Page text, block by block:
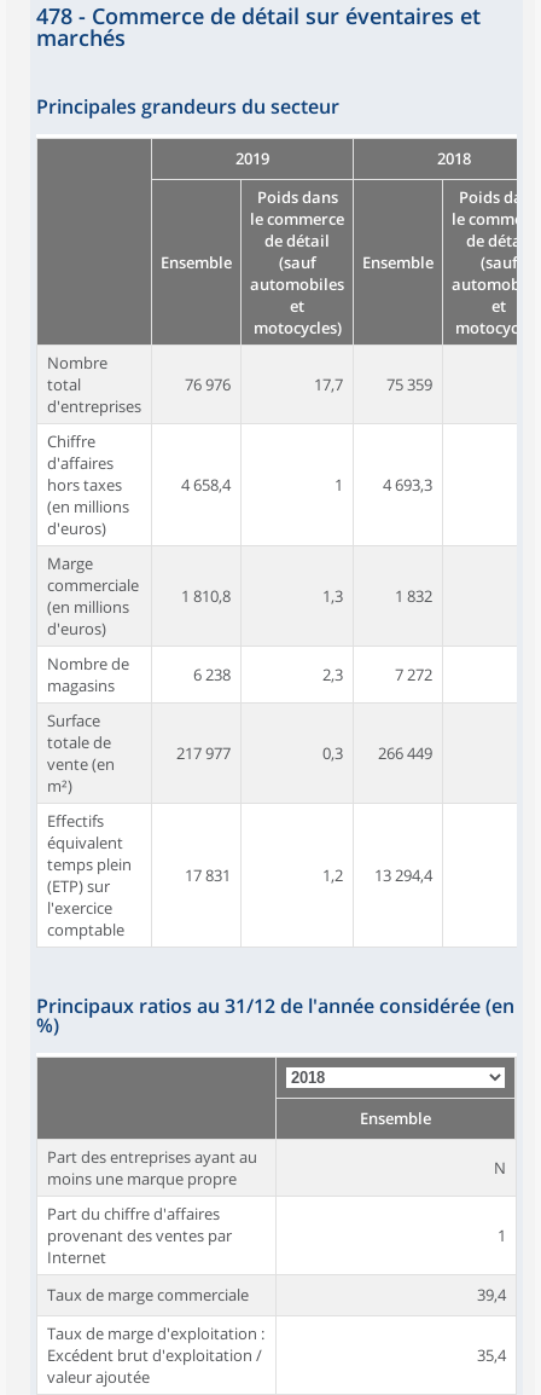
478 - Commerce de détail sur éventaires et
marchés
Principales grandeurs du secteur
2019 2018
Ensemble
Poids dans
le commerce
de détail
(sauf
automobiles
et
motocycles)
Ensemble
Poids dans
le
de détail
(sauf
et
Nombre
total
d'entreprises
76 976 17,7 75 359
Chiffre
d'affaires
hors taxes
(en millions
d'euros)
4 658,4 1 4 693,3
Marge
commerciale
(en millions
d'euros)
1 810,8 1,3 1 832
Nombre de
magasins
6 238 2,3 7 272
Surface
totale de
vente (en
m²)
217 977 0,3 266 449
Effectifs
équivalent
temps plein
(ETP) sur
l'exercice
comptable
17 831 1,2 13 294,4
Principaux ratios au 31/12 de l'année considérée (en
%)
Ensemble
Part des entreprises ayant au
moins une marque propre
N
Part du chiffre d'affaires
provenant des ventes par
Internet
1
Taux de marge commerciale
39,4
Taux de marge d'exploitation :
Excédent brut d'exploitation /
valeur ajoutée
35,4